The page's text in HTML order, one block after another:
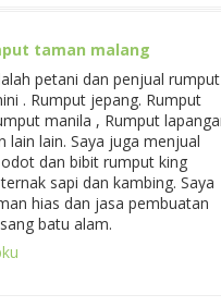
taman malang
petani dan penjual rumput
. Rumput jepang. Rumput
manila , Rumput
lain lain. Saya juga menjual
dan bibit rumput king
sapi dan kambing. Saya
hias dan jasa pembuatan
batu alam.